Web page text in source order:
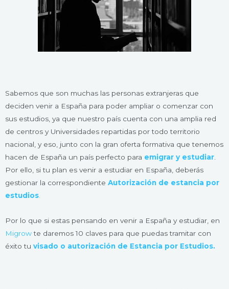
Sabemos que son muchas las personas extranjeras que
deciden venir a España para poder ampliar o comenzar con
sus estudios, ya que nuestro país cuenta con una amplia red
de centros y Universidades repartidas por todo territorio
nacional, y eso, junto con la gran oferta formativa que tenemos
hacen de España un país perfecto para emigrar y estudiar.
Por ello, si tu plan es venir a estudiar en España, deberás
gestionar la correspondiente Autorización de estancia por
estudios.
Por lo que si estas pensando en venir a España y estudiar, en
Migrowte daremos 10 claves para que puedas tramitar con
éxito tu visado o autorización de Estancia por Estudios.